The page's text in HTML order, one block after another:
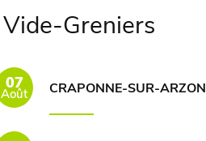
Vide-Greniers
07
Août CRAPONNE-SUR-ARZON